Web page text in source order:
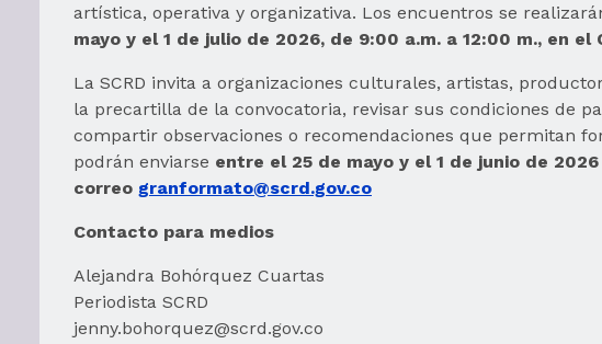
artística, operativa y organizativa. Los encuentros se
mayo y el 1 de julio de 2026, de 9:00 a.m. a 12:00 m., en el
La SCRD invita a organizaciones culturales, artistas,
la precartilla de la convocatoria, revisar sus condiciones de
compartir observaciones o recomendaciones que permitan
podrán enviarse entre el 25 de mayo y el 1 de junio de
correo granformato@scrd.gov.co
Contacto para medios
Alejandra Bohórquez Cuartas
Periodista SCRD
jenny.bohorquez@scrd.gov.co